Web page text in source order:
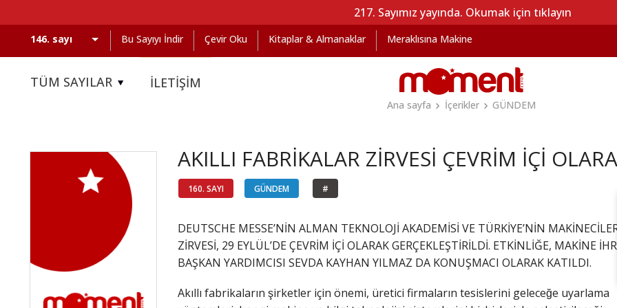
217. Sayımız yayında. Okumak için tıklayın
Bu Sayıyı İndir Çevir Oku Kitaplar & Almanaklar Meraklısına Makine
TÜM SAYILAR İLETİŞİM
Ana sayfa
İçerikler GÜNDEM
AKILLI FABRİKALAR ZİRVESİ ÇEVRİM İÇİ
160. SAYI GÜNDEM #
DEUTSCHE MESSE’NİN ALMAN TEKNOLOJİ AKADEMİSİ VE TÜRKİYE’NİN
ZİRVESİ, 29 EYLÜL’DE ÇEVRİM İÇİ OLARAK GERÇEKLEŞTİRİLDİ. ETKİNLİĞE, MAKİNE
BAŞKAN YARDIMCISI SEVDA KAYHAN YILMAZ DA KONUŞMACI OLARAK KATILDI.
Akıllı fabrikaların şirketler için önemi, üretici firmaların tesislerini geleceğe uyarlama